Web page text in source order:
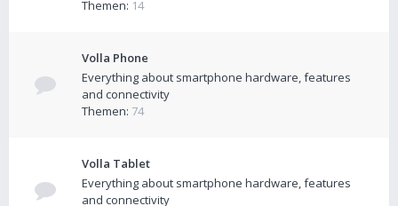
Themen: 14
Volla Phone
Everything about smartphone hardware, features
and connectivity
Themen: 74
Volla Tablet
Everything about smartphone hardware, features
and connectivity